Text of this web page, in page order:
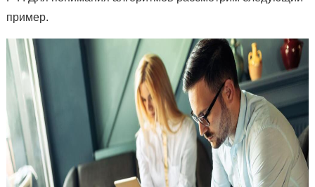
пример.